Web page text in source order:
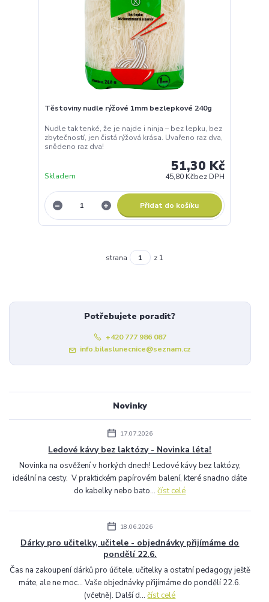
Těstoviny nudle rýžové 1mm bezlepkové 240g
Nudle tak tenké, že je najde i ninja – bez lepku, bez
zbytečností, jen čistá rýžová krása. Uvařeno raz dva,
snědeno raz dva!
51,30 Kč
45,80 Kčbez DPH
Skladem
Přidat do košíku
strana z 1
Potřebujete poradit?
+420 777 986 087
info.bilaslunecnice@seznam.cz
Novinky
17.07.2026
Ledové kávy bez laktózy - Novinka léta!
Novinka na osvěžení v horkých dnech! Ledové kávy bez laktózy,
ideální na cesty. V praktickém papírovém balení, které snadno dáte
do kabelky nebo bato...číst celé
18.06.2026
Dárky pro učitelky, učitele - objednávky přijímáme do
pondělí 22.6.
Čas na zakoupení dárků pro účitele, učitelky a ostatní pedagogy ještě
máte, ale ne moc... Vaše objednávky přijímáme do pondělí 22.6.
(včetně). Další d...číst celé